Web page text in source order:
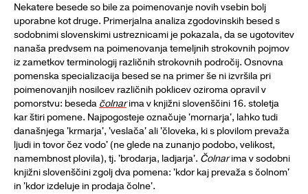
Nekatere besede so bile za poimenovanje novih vsebin bolj
uporabne kot druge. Primerjalna analiza zgodovinskih besed s
sodobnimi slovenskimi ustreznicami je pokazala, da se ugotovitev
nanaša predvsem na poimenovanja temeljnih strokovnih pojmov
iz zametkov terminologij različnih strokovnih področij. Osnovna
pomenska specializacija besed se na primer še ni izvršila pri
poimenovanjih nosilcev različnih poklicev oziroma opravil v
pomorstvu: beseda čolnarima v knjižni slovenščini 16. stoletja
kar štiri pomene. Najpogosteje označuje 'mornarja', lahko tudi
današnjega 'krmarja', 'veslača' ali 'človeka, ki s plovilom prevaža
ljudi in tovor čez vodo' (ne glede na zunanjo podobo, velikost,
namembnost plovila), tj. 'brodarja, ladjarja'. Čolnarima v sodobni
knjižni slovenščini zgolj dva pomena: 'kdor kaj prevaža s čolnom'
in 'kdor izdeluje in prodaja čolne'.